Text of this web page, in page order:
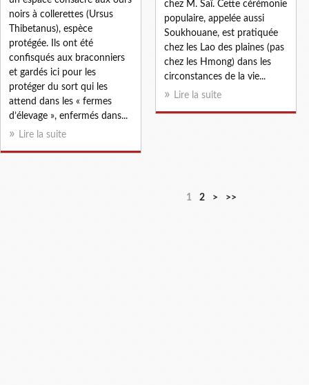
chez M. Saï. Cette cérémonie
populaire, appelée aussi
Soukhouane, est pratiquée
chez les Lao des plaines (pas
chez les Hmong) dans les
circonstances de la vie...
Lire la suite
noirs à collerettes (Ursus
Thibetanus), espèce
protégée. Ils ont été
confisqués aux braconniers
et gardés ici pour les
protéger du sort qui les
attend dans les « fermes
d’élevage », enfermés dans...
Lire la suite
1 2 > >>